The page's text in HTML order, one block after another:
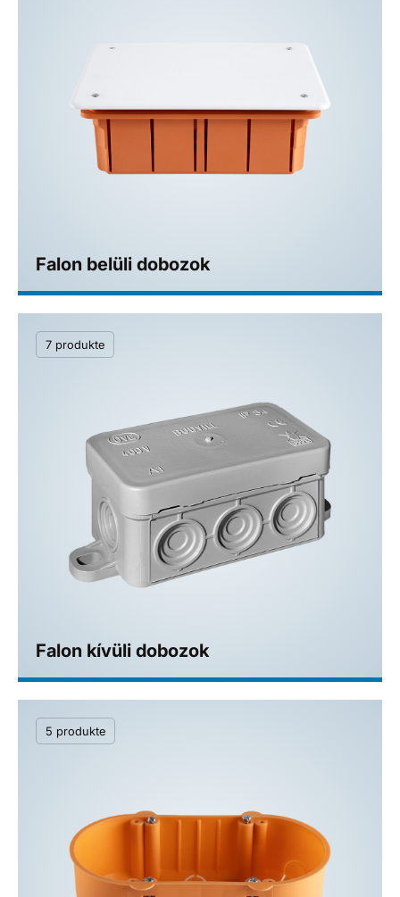
Falon belüli dobozok
7 produkte
Falon kívüli dobozok
5 produkte